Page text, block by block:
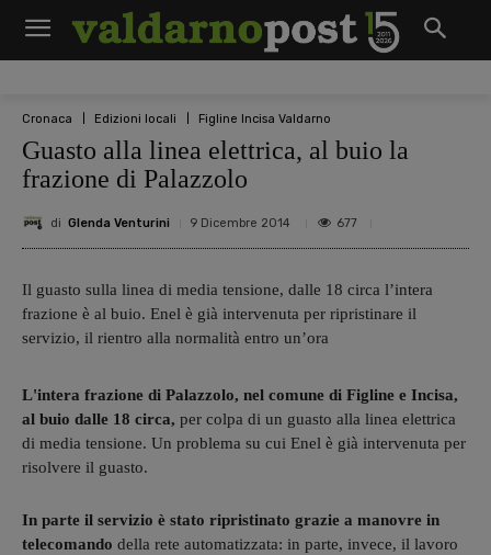
Cronaca Edizioni locali Figline Incisa Valdarno
Guasto alla linea elettrica, al buio la
frazione di Palazzolo
di Glenda Venturini 9 Dicembre 2014 677
Il guasto sulla linea di media tensione, dalle 18 circa l’intera
frazione è al buio. Enel è già intervenuta per ripristinare il
servizio, il rientro alla normalità entro un’ora
L'intera frazione di Palazzolo, nel comune di Figline e Incisa,
al buio dalle 18 circa, per colpa di un guasto alla linea elettrica
di media tensione. Un problema su cui Enel è già intervenuta per
risolvere il guasto.
In parte il servizio è stato ripristinato grazie a manovre in
telecomando della rete automatizzata: in parte, invece, il lavoro